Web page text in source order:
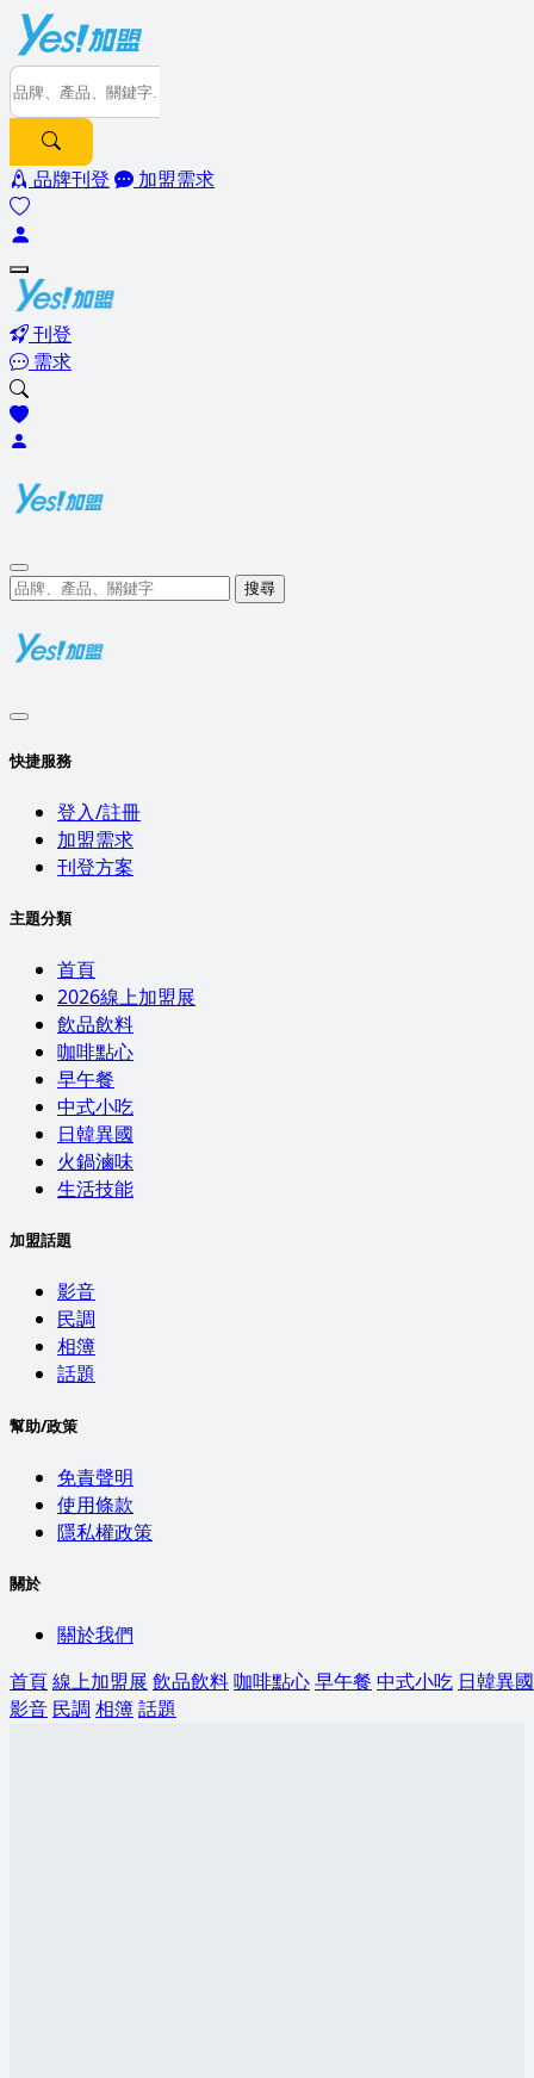
品牌刊登 加盟需求
刊登
需求
搜尋
快捷服務
登入/註冊
加盟需求
刊登方案
主題分類
首頁
2026線上加盟展
飲品飲料
咖啡點心
早午餐
中式小吃
日韓異國
火鍋滷味
生活技能
加盟話題
影音
民調
相簿
話題
幫助/政策
免責聲明
使用條款
隱私權政策
關於
關於我們
首頁線上加盟展 飲品飲料咖啡點心早午餐 中式小吃 日韓異國
影音 民調 相簿話題